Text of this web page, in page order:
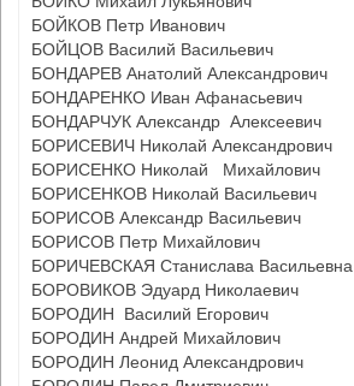
БОЙКОВ Петр Иванович
БОЙЦОВ Василий Васильевич
БОНДАРЕВ Анатолий Александрович
БОНДАРЕНКО Иван Афанасьевич
БОНДАРЧУК Александр Алексеевич
БОРИСЕВИЧ Николай Александрович
БОРИСЕНКО Николай Михайлович
БОРИСЕНКОВ Николай Васильевич
БОРИСОВ Александр Васильевич
БОРИСОВ Петр Михайлович
БОРИЧЕВСКАЯ Станислава Васильевна
БОРОВИКОВ Эдуард Николаевич
БОРОДИН Василий Егорович
БОРОДИН Андрей Михайлович
БОРОДИН Леонид Александрович